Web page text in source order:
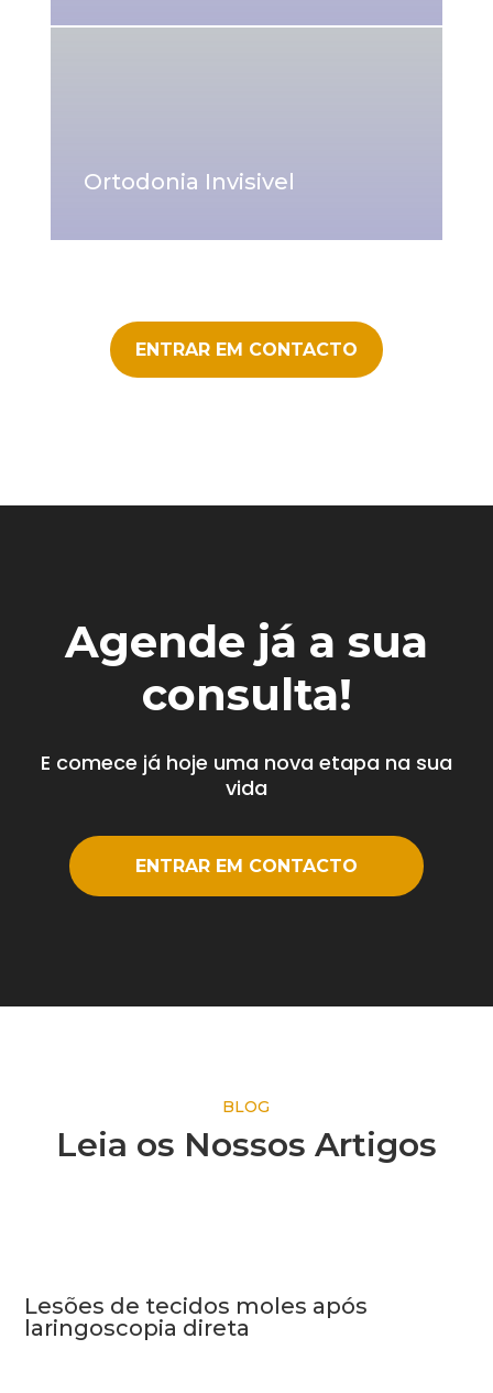
Ortodonia Invisivel
ENTRAR EM CONTACTO
Agende já a sua
consulta!
E comece já hoje uma nova etapa na sua
vida
ENTRAR EM CONTACTO
BLOG
Leia os Nossos Artigos
Lesões de tecidos moles após
laringoscopia direta